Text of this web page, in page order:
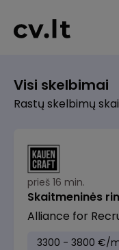
Visi skelbimai
Rastų skelbimų
prieš 16 min.
Skaitmeninės
Alliance for
3300 - 3800 €/